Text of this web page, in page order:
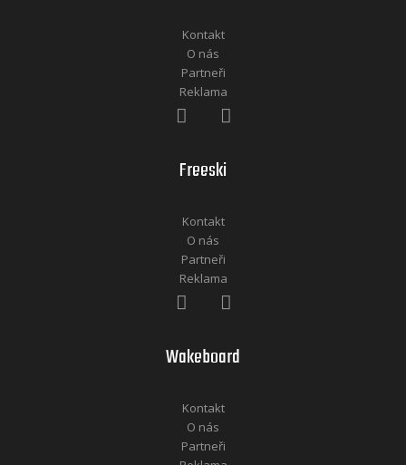
Kontakt
O nás
Partneři
Reklama
Freeski
Kontakt
O nás
Partneři
Reklama
Wakeboard
Kontakt
O nás
Partneři